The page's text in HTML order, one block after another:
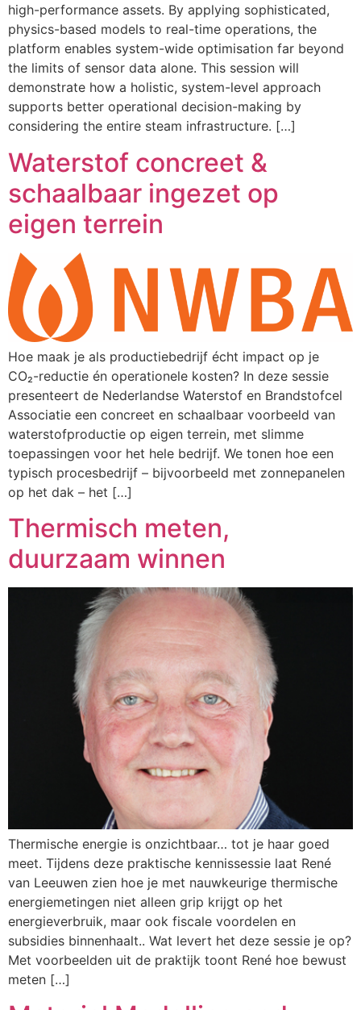
high-performance assets. By applying sophisticated,
physics-based models to real-time operations, the
platform enables system-wide optimisation far beyond
the limits of sensor data alone. This session will
demonstrate how a holistic, system-level approach
supports better operational decision-making by
considering the entire steam infrastructure. […]
Waterstof concreet &
schaalbaar ingezet op
eigen terrein
Hoe maak je als productiebedrijf écht impact op je
CO₂-reductie én operationele kosten? In deze sessie
presenteert de Nederlandse Waterstof en Brandstofcel
Associatie een concreet en schaalbaar voorbeeld van
waterstofproductie op eigen terrein, met slimme
toepassingen voor het hele bedrijf. We tonen hoe een
typisch procesbedrijf – bijvoorbeeld met zonnepanelen
op het dak – het […]
Thermisch meten,
duurzaam winnen
Thermische energie is onzichtbaar… tot je haar goed
meet. Tijdens deze praktische kennissessie laat René
van Leeuwen zien hoe je met nauwkeurige thermische
energiemetingen niet alleen grip krijgt op het
energieverbruik, maar ook fiscale voordelen en
subsidies binnenhaalt.. Wat levert het deze sessie je op?
Met voorbeelden uit de praktijk toont René hoe bewust
meten […]